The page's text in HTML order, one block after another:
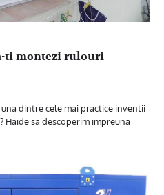
ti montezi rulouri
dintre cele mai practice inventii
Haide sa descoperim impreuna